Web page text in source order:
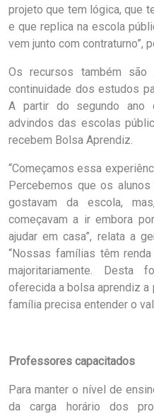
projeto que tem lógica, que
e que replica na escola
vem junto com contraturno”,
Os recursos também
continuidade dos estudos
A partir do segundo ano
advindos das escolas
recebem Bolsa Aprendiz.
“Começamos essa
Percebemos que os
gostavam da escola,
começavam a ir embora
ajudar em casa”, relata a
“Nossas famílias têm
majoritariamente.
oferecida a bolsa aprendiz a
família precisa entender o
Professores capacitados
Para manter o nível de
da carga horário dos